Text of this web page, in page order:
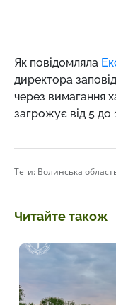
Як повідомляла
директора
через вимагання
загрожує від 5 до
Теги: Волинська
Читайте також